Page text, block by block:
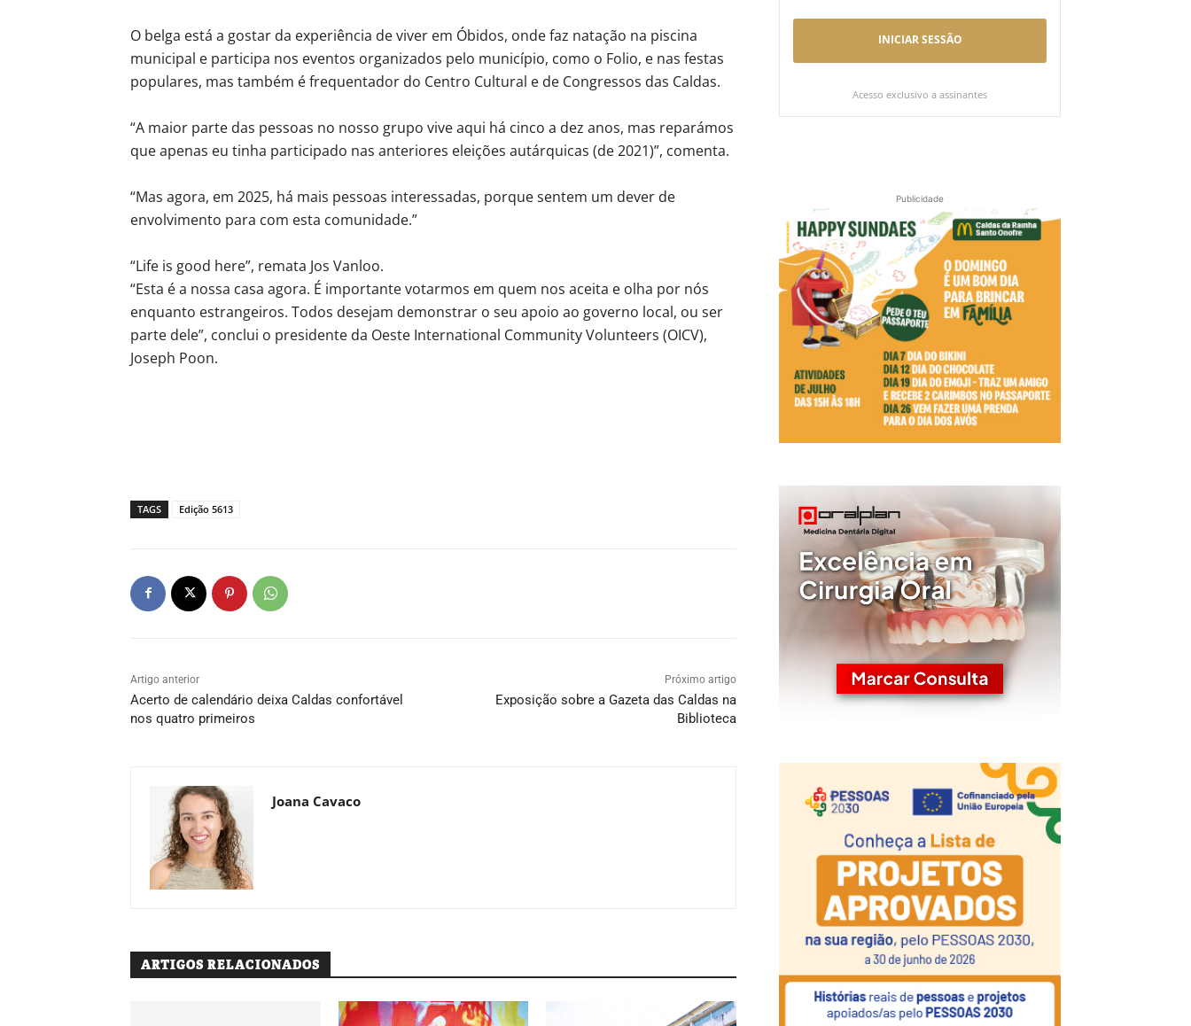
O belga está a gostar da experiência de viver em Óbidos, onde faz natação na piscina
municipal e participa nos eventos organizados pelo município, como o Folio, e nas festas
populares, mas também é frequentador do Centro Cultural e de Congressos das Caldas.
“A maior parte das pessoas no nosso grupo vive aqui há cinco a dez anos, mas reparámos
que apenas eu tinha participado nas anteriores eleições autárquicas (de 2021)”, comenta.
“Mas agora, em 2025, há mais pessoas interessadas, porque sentem um dever de
envolvimento para com esta comunidade.”
“Life is good here”, remata Jos Vanloo.
“Esta é a nossa casa agora. É importante votarmos em quem nos aceita e olha por nós
enquanto estrangeiros. Todos desejam demonstrar o seu apoio ao governo local, ou ser
parte dele”, conclui o presidente da Oeste International Community Volunteers (OICV),
Joseph Poon.
TAGS Edição 5613
Artigo anterior
Acerto de calendário deixa Caldas confortável
nos quatro primeiros
Próximo artigo
Exposição sobre a Gazeta das Caldas na
Biblioteca
Joana Cavaco
ARTIGOS RELACIONADOS
INICIAR SESSÃO
Acesso exclusivo a assinantes
Publicidade